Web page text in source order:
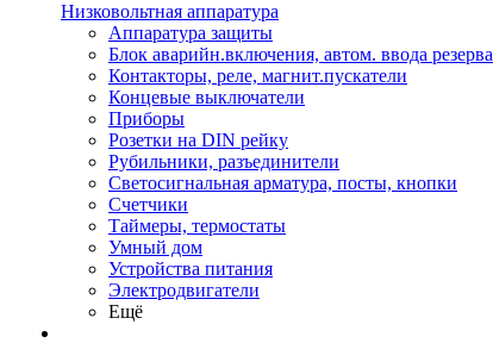
Низковольтная аппаратура
Аппаратура защиты
Блок аварийн.включения, автом. ввода резерва
Контакторы, реле, магнит.пускатели
Концевые выключатели
Приборы
Розетки на DIN рейку
Рубильники, разъединители
Светосигнальная арматура, посты, кнопки
Счетчики
Таймеры, термостаты
Умный дом
Устройства питания
Электродвигатели
Ещё